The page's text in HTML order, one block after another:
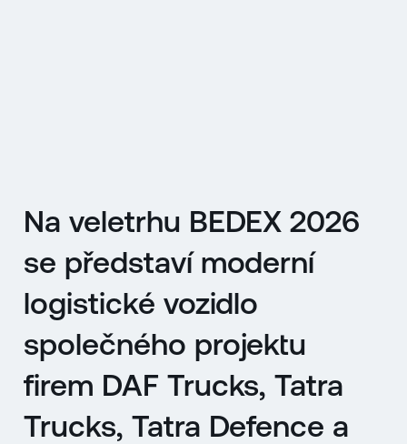
Na veletrhu BEDEX 2026
se představí moderní
logistické vozidlo
společného projektu
firem DAF Trucks, Tatra
Trucks, Tatra Defence a